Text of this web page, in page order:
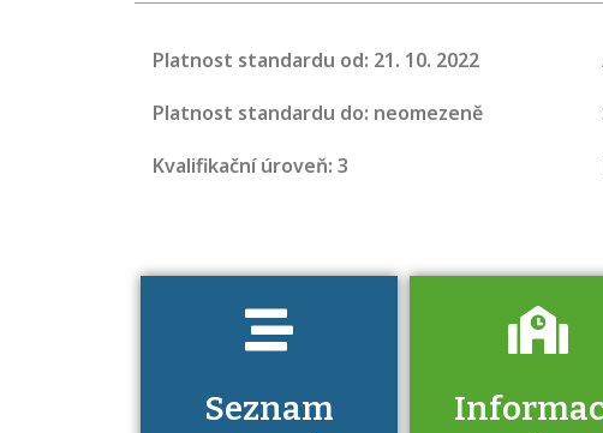
Platnost standardu od: 21. 10. 2022
Platnost standardu do: neomezeně
Kvalifikační úroveň: 3
Seznam
seznam
kvalifikací. Víte,
musíte pro danou